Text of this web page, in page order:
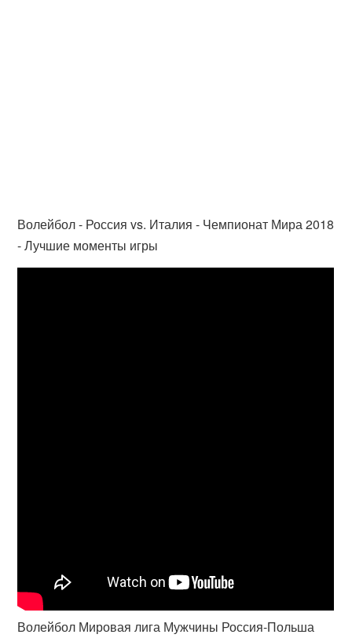
Волейбол - Россия vs. Италия - Чемпионат Мира 2018
- Лучшие моменты игры
Волейбол Мировая лига Мужчины Россия-Польша